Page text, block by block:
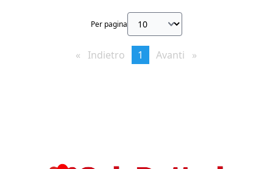
Per pagina
Indietro pageYou're
1 Avanti page